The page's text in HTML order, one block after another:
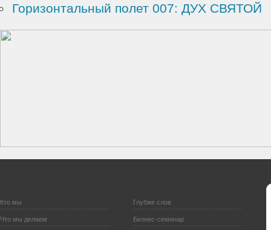
Горизонтальный полет 007: ДУХ СВЯТОЙ
Кто мы
Что мы делаем
Глубже слов
Бизнес-семинар